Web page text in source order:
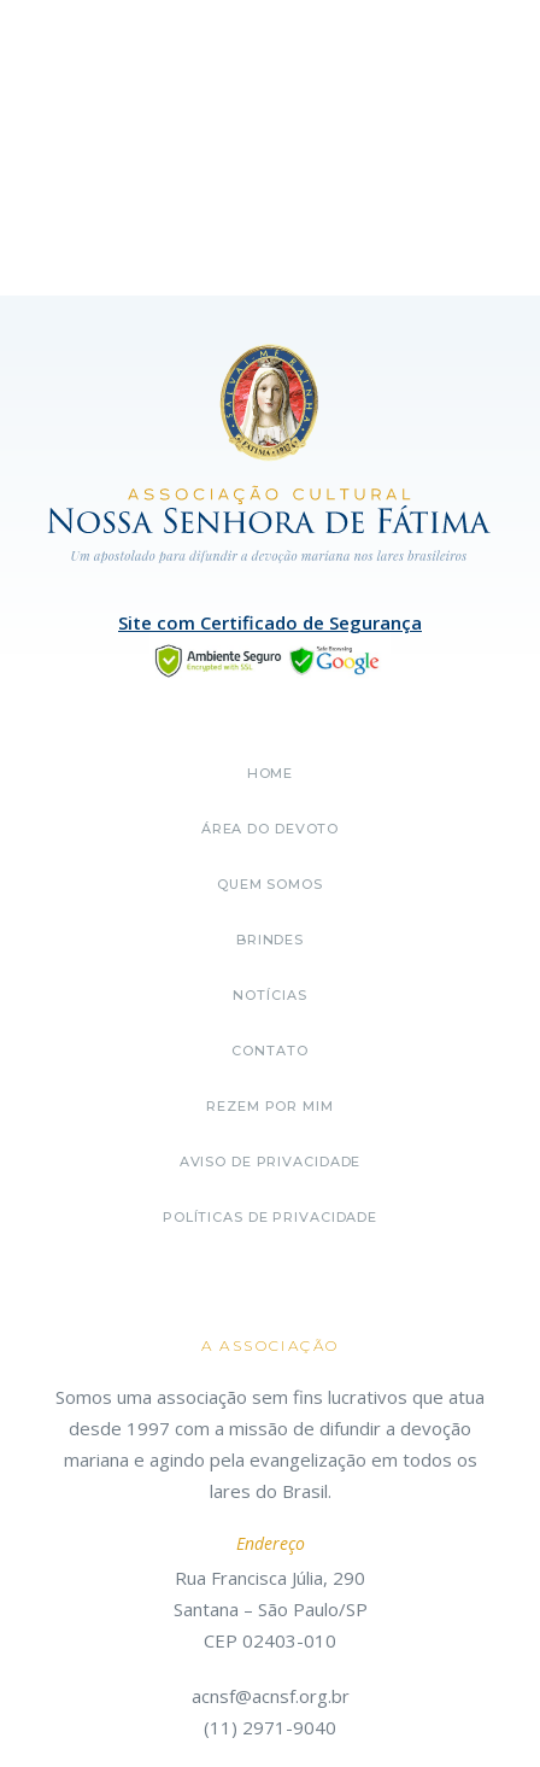
Site com Certificado de Segurança
HOME
ÁREA DO DEVOTO
QUEM SOMOS
BRINDES
NOTÍCIAS
CONTATO
REZEM POR MIM
AVISO DE PRIVACIDADE
POLÍTICAS DE PRIVACIDADE
A ASSOCIAÇÃO
Somos uma associação sem fins lucrativos que atua
desde 1997 com a missão de difundir a devoção
mariana e agindo pela evangelização em todos os
lares do Brasil.
Endereço
Rua Francisca Júlia, 290
Santana – São Paulo/SP
CEP 02403-010
acnsf@acnsf.org.br
(11) 2971-9040